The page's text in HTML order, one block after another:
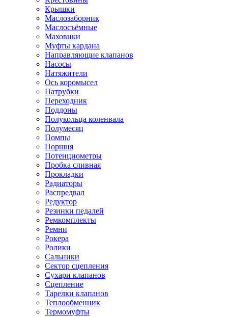
Крышки
Маслозаборник
Маслосъёмные
Маховики
Муфты кардана
Направляющие клапанов
Насосы
Натяжители
Ось коромысел
Патрубки
Переходник
Поддоны
Полукольца коленвала
Полумесяц
Помпы
Поршня
Потенциометры
Пробка сливная
Прокладки
Радиаторы
Распредвал
Редуктор
Резинки педалей
Ремкомплекты
Ремни
Рокера
Ролики
Сальники
Сектор сцепления
Сухари клапанов
Сцепление
Тарелки клапанов
Теплообменник
Термомуфты